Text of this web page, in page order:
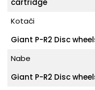
cartridge
Kotači
Giant P-R2 Disc
Nabe
Giant P-R2 Disc